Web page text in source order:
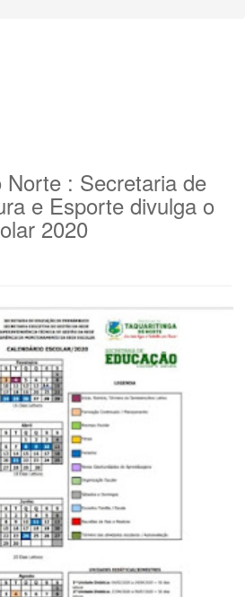
Norte : Secretaria de
e Esporte divulga o
2020